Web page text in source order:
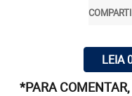
LEIA
*PARA